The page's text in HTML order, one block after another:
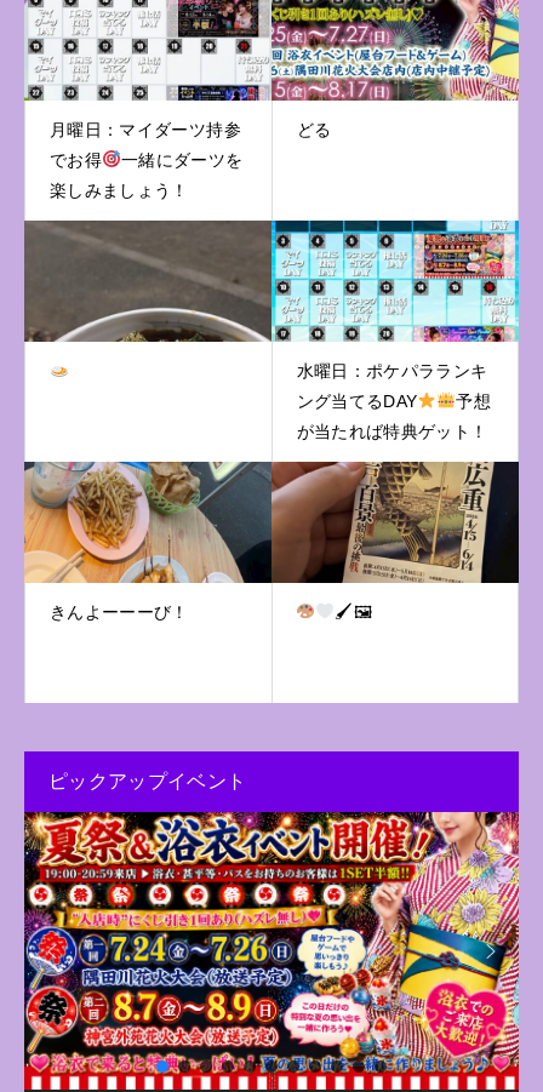
月曜日：マイダーツ持参
でお得
一緒にダーツを
楽しみましょう！
どる
水曜日：ポケパラランキ
ング当てるDAY
予想
が当たれば特典ゲット！
きんよーーーび！ 🖌🖼
ピックアップイベント